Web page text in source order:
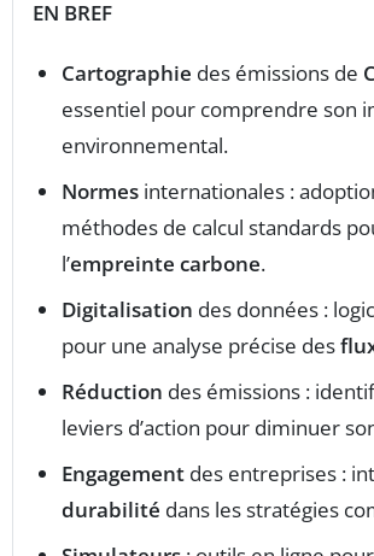
EN BREF
Cartographie des émissions de
essentiel pour comprendre son
environnemental.
Normes internationales :
méthodes de calcul standards
l’empreinte carbone.
Digitalisation des données :
pour une analyse précise des
Réduction des émissions :
leviers d’action pour diminuer
Engagement des entreprises :
durabilité dans les stratégies